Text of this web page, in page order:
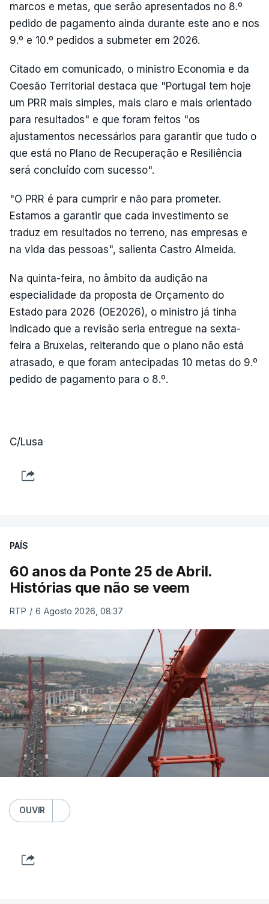
marcos e metas, que serão apresentados no 8.º
pedido de pagamento ainda durante este ano e nos
9.º e 10.º pedidos a submeter em 2026.
Citado em comunicado, o ministro Economia e da
Coesão Territorial destaca que "Portugal tem hoje
um PRR mais simples, mais claro e mais orientado
para resultados" e que foram feitos "os
ajustamentos necessários para garantir que tudo o
que está no Plano de Recuperação e Resiliência
será concluído com sucesso".
"O PRR é para cumprir e não para prometer.
Estamos a garantir que cada investimento se
traduz em resultados no terreno, nas empresas e
na vida das pessoas", salienta Castro Almeida.
Na quinta-feira, no âmbito da audição na
especialidade da proposta de Orçamento do
Estado para 2026 (OE2026), o ministro já tinha
indicado que a revisão seria entregue na sexta-
feira a Bruxelas, reiterando que o plano não está
atrasado, e que foram antecipadas 10 metas do 9.º
pedido de pagamento para o 8.º.
C/Lusa
PAÍS
60 anos da Ponte 25 de Abril.
Histórias que não se veem
RTP / 6 Agosto 2026, 08:37
OUVIR